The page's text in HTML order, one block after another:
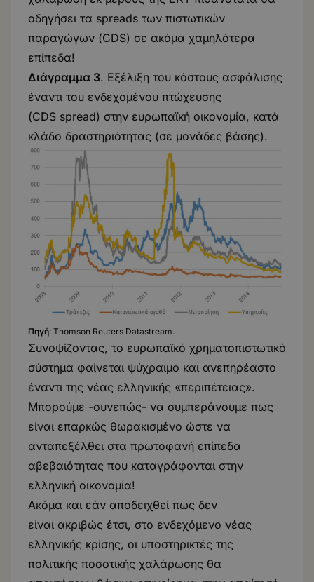
οδηγήσει τα spreads των πιστωτικών
παραγώγων (CDS) σε ακόμα χαμηλότερα
επίπεδα!
Διάγραμμα 3. Εξέλιξη του κόστους ασφάλισης
έναντι του ενδεχομένου πτώχευσης
(CDS spread) στην ευρωπαϊκή οικονομία, κατά
κλάδο δραστηριότητας (σε μονάδες βάσης).
Πηγή: Thomson Reuters Datastream.
Συνοψίζοντας, το ευρωπαϊκό χρηματοπιστωτικό
σύστημα φαίνεται ψύχραιμο και ανεπηρέαστο
έναντι της νέας ελληνικής «περιπέτειας».
Μπορούμε -συνεπώς- να συμπεράνουμε πως
είναι επαρκώς θωρακισμένο ώστε να
ανταπεξέλθει στα πρωτοφανή επίπεδα
αβεβαιότητας που καταγράφονται στην
ελληνική οικονομία!
Ακόμα και εάν αποδειχθεί πως δεν
είναι ακριβώς έτσι, στο ενδεχόμενο νέας
ελληνικής κρίσης, οι υποστηρικτές της
πολιτικής ποσοτικής χαλάρωσης θα